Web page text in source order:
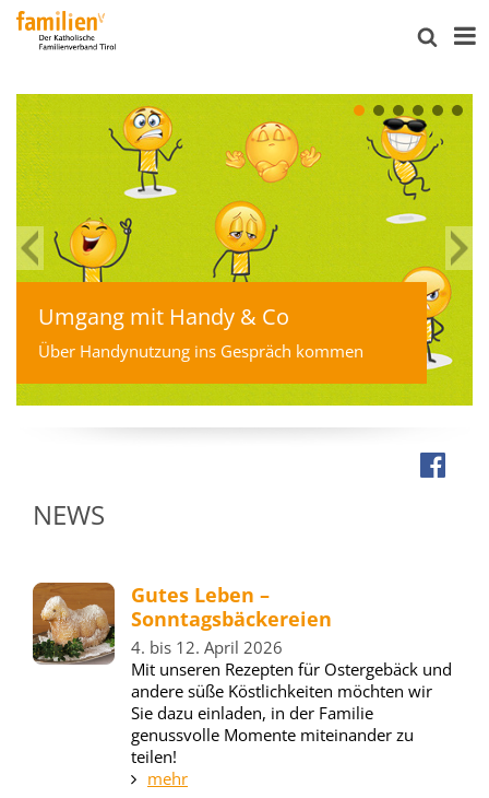
Umgang mit Handy & Co
Über Handynutzung ins Gespräch kommen
NEWS
Gutes Leben –
Sonntagsbäckereien
4. bis 12. April 2026
Mit unseren Rezepten für Ostergebäck und
andere süße Köstlichkeiten möchten wir
Sie dazu einladen, in der Familie
genussvolle Momente miteinander zu
teilen!
mehr